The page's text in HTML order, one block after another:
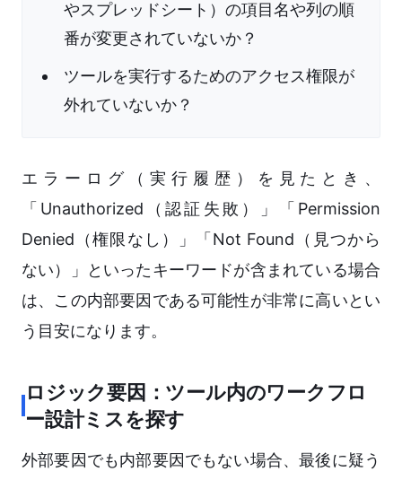
やスプレッドシート）の項目名や列の順
番が変更されていないか？
ツールを実行するためのアクセス権限が
外れていないか？
エラーログ（実行履歴）を見たとき、
「Unauthorized（認証失敗）」「Permission
Denied（権限なし）」「Not Found（見つから
ない）」といったキーワードが含まれている場合
は、この内部要因である可能性が非常に高いとい
う目安になります。
ロジック要因：ツール内のワークフロ
ー設計ミスを探す
外部要因でも内部要因でもない場合、最後に疑う